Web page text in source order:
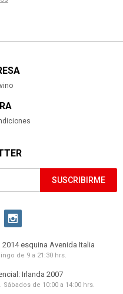
SUSCRIBIRME

2014 esquina Avenida Italia
de 9 a 21:30 hrs.
Irlanda 2007
de 10:00 a 14:00 hrs.